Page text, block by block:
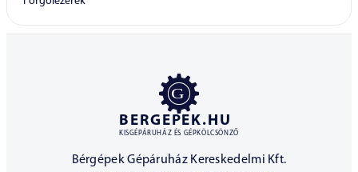
BERGEPEK.HU
KISGÉPÁRUHÁZ ÉS GÉPKÖLCSÖNZŐ
Bérgépek Gépáruház Kereskedelmi Kft.